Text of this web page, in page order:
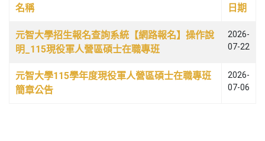
文章列表
名稱
日期
元智大學招生報名查詢系統【網路報名】操作說
明_115現役軍人營區碩士在職專班
2026-
07-22
元智大學115學年度現役軍人營區碩士在職專班
簡章公告
2026-
07-06